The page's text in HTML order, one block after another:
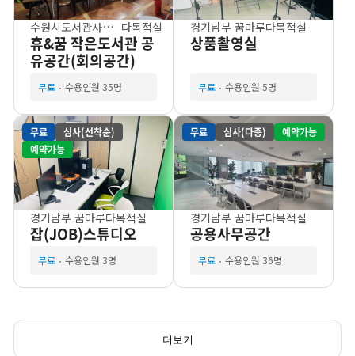
수원시도서관사업소 다목적실
휴&꿈 작은도서관 공
유공간(회의공간)
무료 수용인원 35명
경기남부 꿈마루다목적실
상품촬영실
무료 수용인원 5명
무료
심사(선착순)
예약가능
경기남부 꿈마루다목적실
잡(JOB)스튜디오
무료 수용인원 3명
무료 심사(다중) 예약가능
경기남부 꿈마루다목적실
공용사무공간
무료 수용인원 36명
더보기